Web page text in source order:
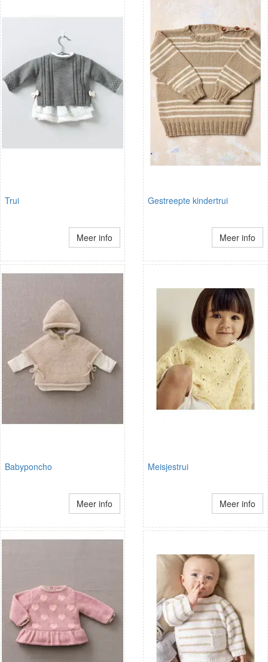
Trui
Meer info
Gestreepte kindertrui
Meer info
Babyponcho
Meer info
Meisjestrui
Meer info